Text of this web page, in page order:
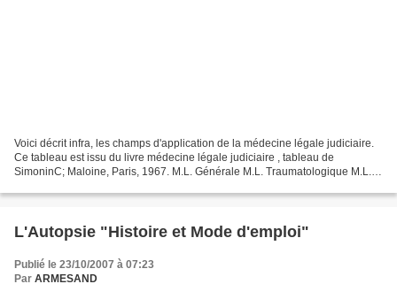
Voici décrit infra, les champs d'application de la médecine légale judiciaire.
Ce tableau est issu du livre médecine légale judiciaire , tableau de
SimoninC; Maloine, Paris, 1967. M.L. Générale M.L. Traumatologique M.L.
L'Autopsie "Histoire et Mode d'emploi"
Publié le 23/10/2007 à 07:23
Par ARMESAND